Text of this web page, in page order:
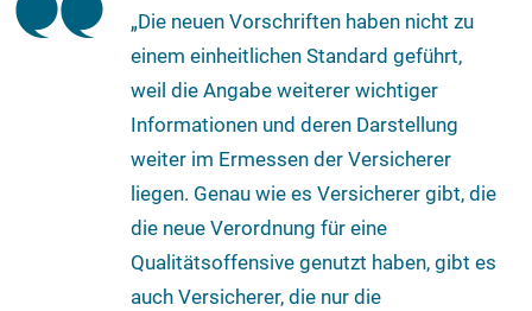
„Die neuen Vorschriften haben nicht zu
einem einheitlichen Standard geführt,
weil die Angabe weiterer wichtiger
Informationen und deren Darstellung
weiter im Ermessen der Versicherer
liegen. Genau wie es Versicherer gibt, die
die neue Verordnung für eine
Qualitätsoffensive genutzt haben, gibt es
auch Versicherer, die nur die